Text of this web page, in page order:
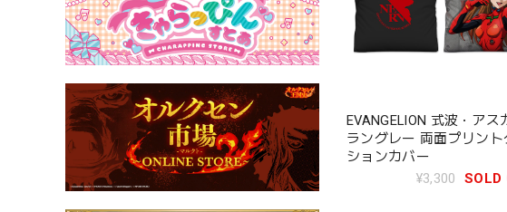
EVANGELION 式波・アス
ラングレー 両面プリント
ションカバー
¥3,300
SOLD